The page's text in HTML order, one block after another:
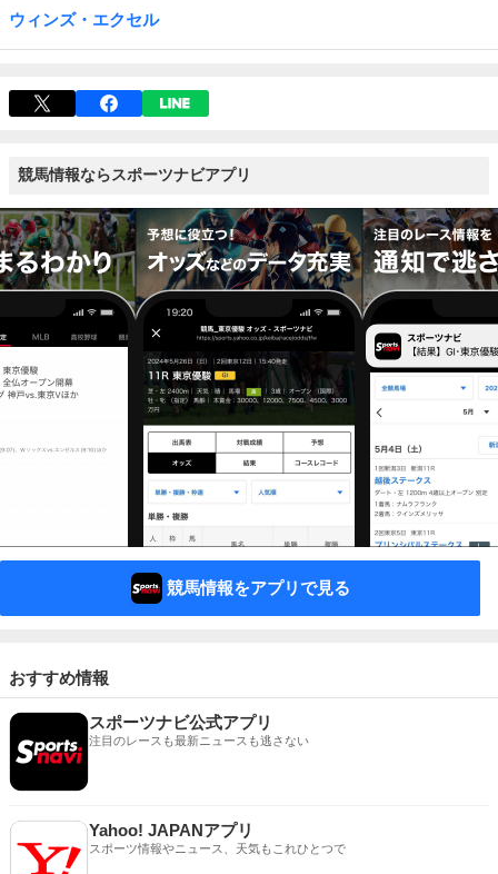
ウィンズ・エクセル
競馬情報ならスポーツナビアプリ
競馬情報をアプリで見る
おすすめ情報
スポーツナビ公式アプリ
注目のレースも最新ニュースも逃さない
Yahoo! JAPANアプリ
スポーツ情報やニュース、天気もこれひとつで